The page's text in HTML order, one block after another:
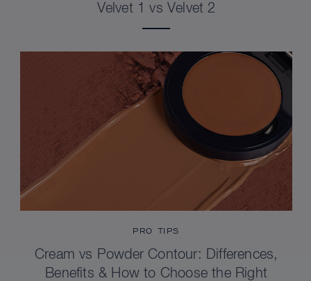
Velvet 1 vs Velvet 2
PRO TIPS
Cream vs Powder Contour: Differences,
Benefits & How to Choose the Right